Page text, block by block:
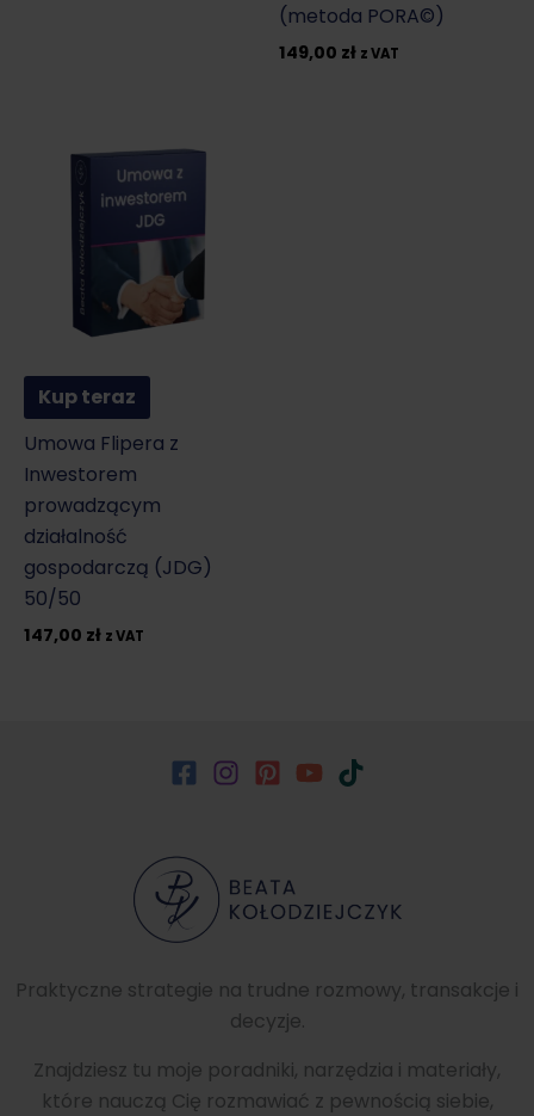
(metoda PORA©)
149,00 zł z VAT
Kup teraz
Umowa Flipera z
Inwestorem
prowadzącym
działalność
gospodarczą (JDG)
50/50
147,00 zł z VAT
Praktyczne strategie na trudne rozmowy, transakcje i
decyzje.
Znajdziesz tu moje poradniki, narzędzia i materiały,
które nauczą Cię rozmawiać z pewnością siebie,